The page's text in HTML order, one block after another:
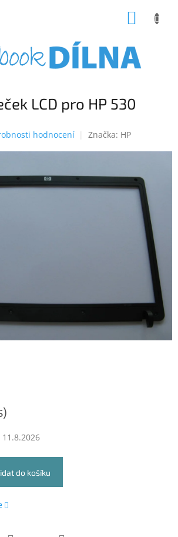
LCD pro HP 530
hodnocení Značka: HP
11.8.2026
do košíku